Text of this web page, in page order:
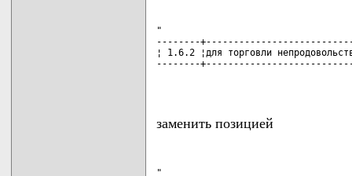
"
--------
¦ 1.6.2 ¦для торговли
--------
заменить позицией
"